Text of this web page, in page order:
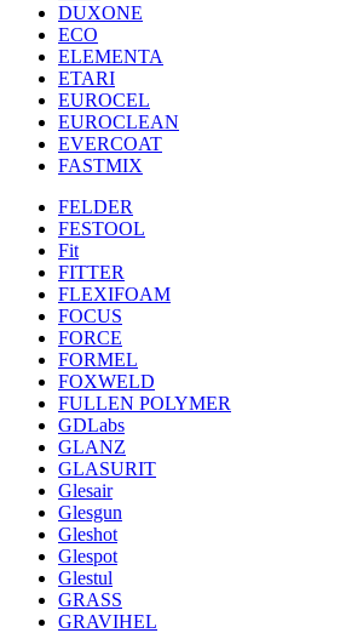
DUXONE
ECO
ELEMENTA
ETARI
EUROCEL
EUROCLEAN
EVERCOAT
FASTMIX
FELDER
FESTOOL
Fit
FITTER
FLEXIFOAM
FOCUS
FORCE
FORMEL
FOXWELD
FULLEN POLYMER
GDLabs
GLANZ
GLASURIT
Glesair
Glesgun
Gleshot
Glespot
Glestul
GRASS
GRAVIHEL